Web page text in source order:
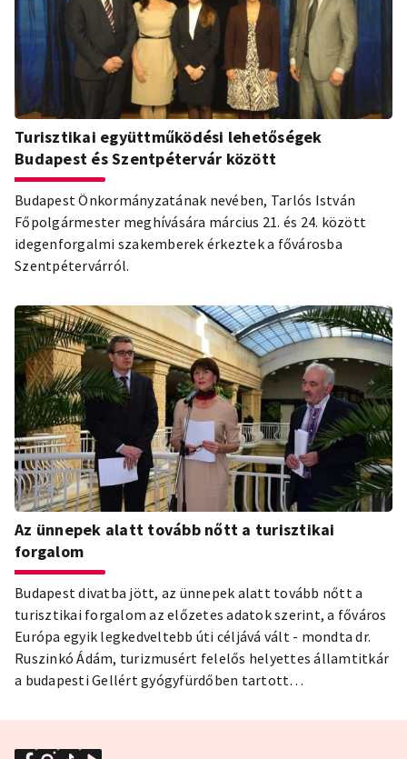
Turisztikai együttműködési lehetőségek
Budapest és Szentpétervár között
Budapest Önkormányzatának nevében, Tarlós István
Főpolgármester meghívására március 21. és 24. között
idegenforgalmi szakemberek érkeztek a fővárosba
Szentpétervárról.
Az ünnepek alatt tovább nőtt a turisztikai
forgalom
Budapest divatba jött, az ünnepek alatt tovább nőtt a
turisztikai forgalom az előzetes adatok szerint, a főváros
Európa egyik legkedveltebb úti céljává vált - mondta dr.
Ruszinkó Ádám, turizmusért felelős helyettes államtitkár
a budapesti Gellért gyógyfürdőben tartott